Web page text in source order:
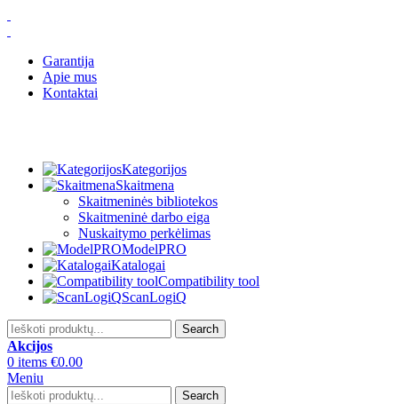
Garantija
Apie mus
Kontaktai
Kategorijos
Skaitmena
Skaitmeninės bibliotekos
Skaitmeninė darbo eiga
Nuskaitymo perkėlimas
ModelPRO
Katalogai
Compatibility tool
ScanLogiQ
Search
Akcijos
0 items €0.00
Meniu
Search